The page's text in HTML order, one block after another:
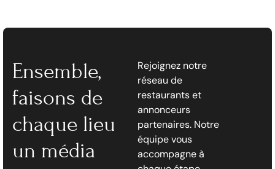
Ensemble,
faisons de
chaque lieu
un média
Rejoignez notre
réseau de
restaurants et
annonceurs
partenaires. Notre
équipe vous
accompagne à